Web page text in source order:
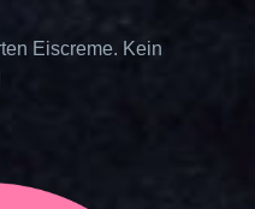
Eiscreme. Kein